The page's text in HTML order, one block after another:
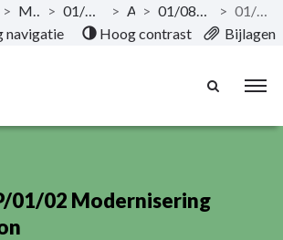
> Meerjarenplan Overzicht > 01/08 Sport en verhuur vrijetijdsinfrastructuur > Actieplan> 01/08/SAP/01 Opwaarderen sport en vrije tijdsinfrastructuur >
01/08/SAP/01/02 Modernisering Netestadion
navigatie
Hoog contrast Bijlagen
01/02 Modernisering